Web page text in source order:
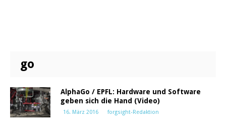
go
AlphaGo / EPFL: Hardware und Software
geben sich die Hand (Video)
16. März 2016 forgsight-Redaktion